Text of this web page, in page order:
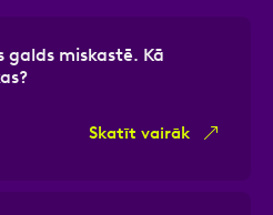
galds miskastē. Kā
Skatīt vairāk